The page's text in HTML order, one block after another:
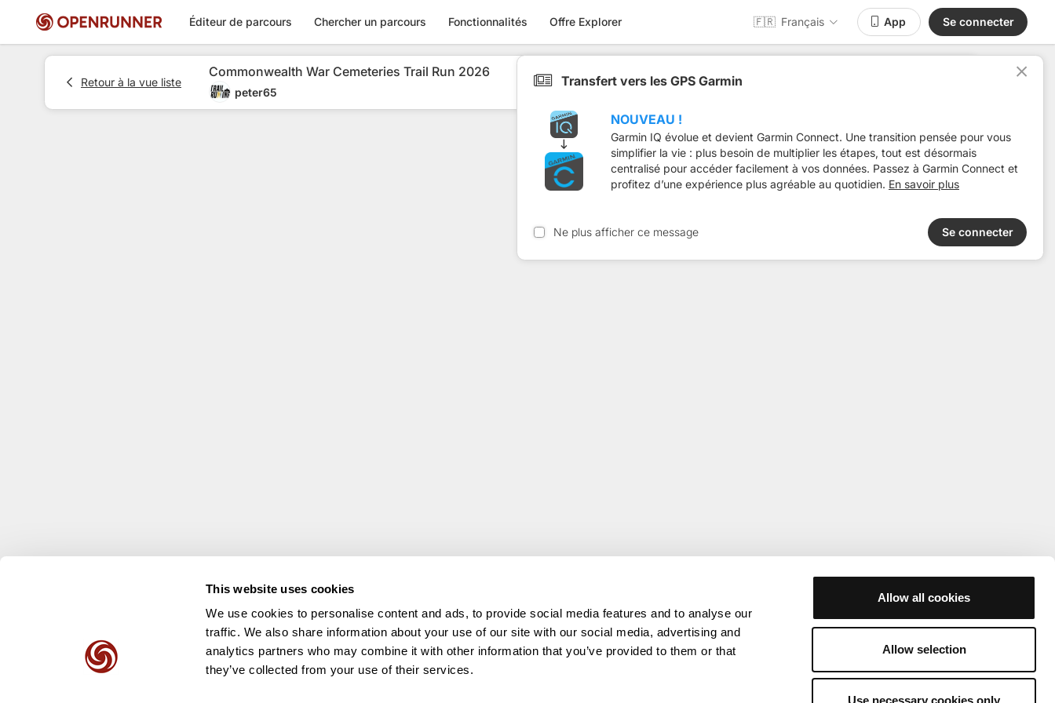
This website uses cookies
We use cookies to personalise content and ads, to provide social media features and to analyse our
traffic. We also share information about your use of our site with our social media, advertising and
analytics partners who may combine it with other information that you’ve provided to them or that
they’ve collected from your use of their services.
Allow all cookies
Allow selection
Use necessary cookies only
Éditeur de parcours Chercher un parcours Fonctionnalités Offre Explorer 🇫🇷 Français App Se connecter
Retour à la vue liste
Commonwealth War Cemeteries Trail Run 2026
peter65
Transfert vers les GPS Garmin
NOUVEAU !
Garmin IQ évolue et devient Garmin Connect. Une transition pensée pour vous
simplifier la vie : plus besoin de multiplier les étapes, tout est désormais
centralisé pour accéder facilement à vos données. Passez à Garmin Connect et
profitez d’une expérience plus agréable au quotidien. En savoir plus
Ne plus afficher ce message Se connecter